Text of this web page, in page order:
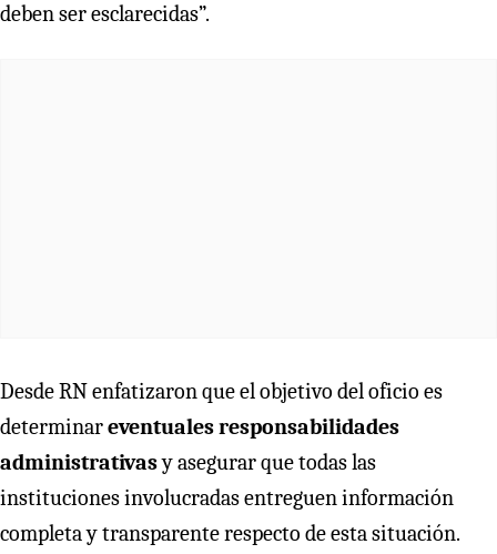
deben ser esclarecidas”.
Desde RN enfatizaron que el objetivo del oficio es
determinareventuales responsabilidades
administrativasy asegurar que todas las
instituciones involucradas entreguen información
completa y transparente respecto de esta situación.